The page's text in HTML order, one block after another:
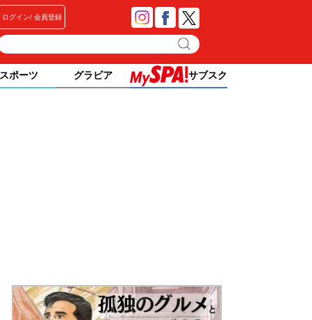
ログイン 会員登録
スポーツ グラビア サブスク